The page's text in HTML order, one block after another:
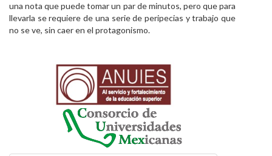
una nota que puede tomar un par de minutos, pero que para
llevarla se requiere de una serie de peripecias y trabajo que
no se ve, sin caer en el protagonismo.